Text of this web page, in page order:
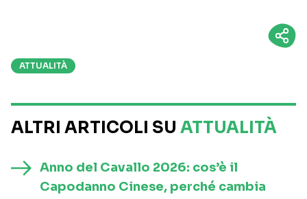
ATTUALITÀ
ALTRI ARTICOLI SU ATTUALITÀ
Anno del Cavallo 2026: cos’è il
Capodanno Cinese, perché cambia